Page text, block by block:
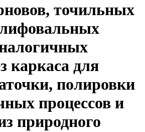
точильных
каркаса для
полировки
процессов и
природного